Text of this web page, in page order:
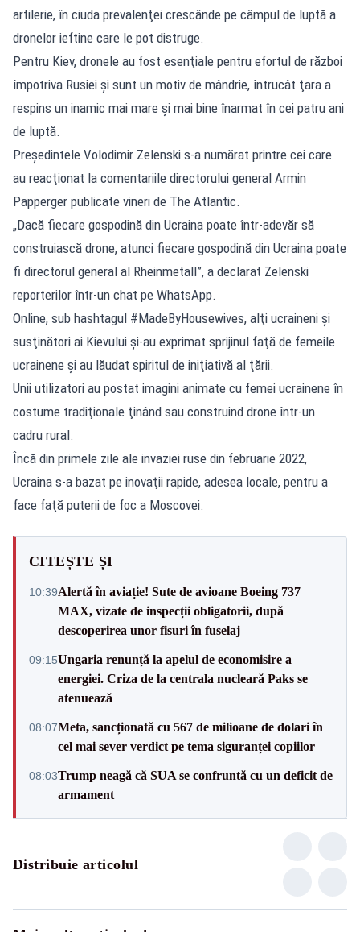
artilerie, în ciuda prevalenţei crescânde pe câmpul de luptă a
dronelor ieftine care le pot distruge.
Pentru Kiev, dronele au fost esenţiale pentru efortul de război
împotriva Rusiei şi sunt un motiv de mândrie, întrucât ţara a
respins un inamic mai mare şi mai bine înarmat în cei patru ani
de luptă.
Preşedintele Volodimir Zelenski s-a numărat printre cei care
au reacţionat la comentariile directorului general Armin
Papperger publicate vineri de The Atlantic.
„Dacă fiecare gospodină din Ucraina poate într-adevăr să
construiască drone, atunci fiecare gospodină din Ucraina poate
fi directorul general al Rheinmetall”, a declarat Zelenski
reporterilor într-un chat pe WhatsApp.
Online, sub hashtagul #MadeByHousewives, alţi ucraineni şi
susţinători ai Kievului şi-au exprimat sprijinul faţă de femeile
ucrainene şi au lăudat spiritul de iniţiativă al ţării.
Unii utilizatori au postat imagini animate cu femei ucrainene în
costume tradiţionale ţinând sau construind drone într-un
cadru rural.
Încă din primele zile ale invaziei ruse din februarie 2022,
Ucraina s-a bazat pe inovaţii rapide, adesea locale, pentru a
face faţă puterii de foc a Moscovei.
CITEȘTE ȘI
10:39Alertă în aviație! Sute de avioane Boeing 737
MAX, vizate de inspecții obligatorii, după
descoperirea unor fisuri în fuselaj
09:15Ungaria renunță la apelul de economisire a
energiei. Criza de la centrala nucleară Paks se
atenuează
08:07Meta, sancționată cu 567 de milioane de dolari în
cel mai sever verdict pe tema siguranței copiilor
08:03Trump neagă că SUA se confruntă cu un deficit de
armament
Distribuie articolul